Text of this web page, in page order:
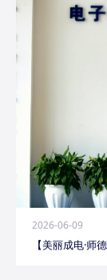
2026-06-09
【美丽成电·师